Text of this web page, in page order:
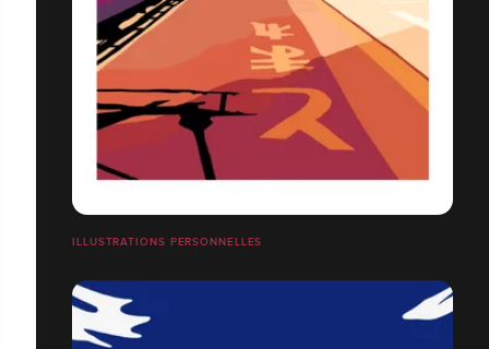
ILLUSTRATIONS PERSONNELLES